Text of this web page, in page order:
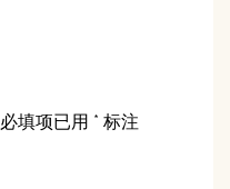
必填项已用 * 标注